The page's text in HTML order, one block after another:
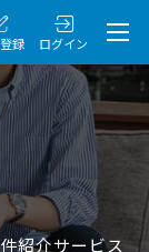
録 ログイン
紹介サービス